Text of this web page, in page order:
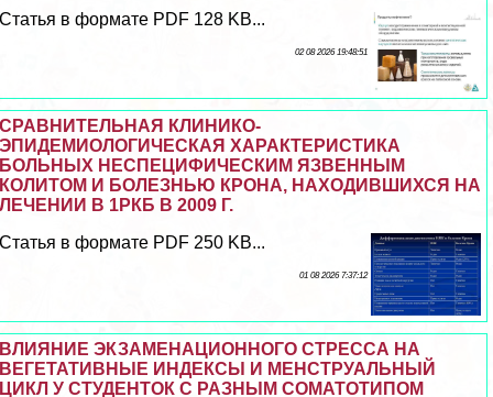
Статья в формате PDF 128 KB...
02 08 2026 19:48:51
СРАВНИТЕЛЬНАЯ КЛИНИКО-
ЭПИДЕМИОЛОГИЧЕСКАЯ ХАРАКТЕРИСТИКА
БОЛЬНЫХ НЕСПЕЦИФИЧЕСКИМ ЯЗВЕННЫМ
КОЛИТОМ И БОЛЕЗНЬЮ КРОНА, НАХОДИВШИХСЯ НА
ЛЕЧЕНИИ В 1РКБ В 2009 Г.
Статья в формате PDF 250 KB...
01 08 2026 7:37:12
ВЛИЯНИЕ ЭКЗАМЕНАЦИОННОГО СТРЕССА НА
ВЕГЕТАТИВНЫЕ ИНДЕКСЫ И МЕНСТРУАЛЬНЫЙ
ЦИКЛ У СТУДЕНТОК С РАЗНЫМ СОМАТОТИПОМ